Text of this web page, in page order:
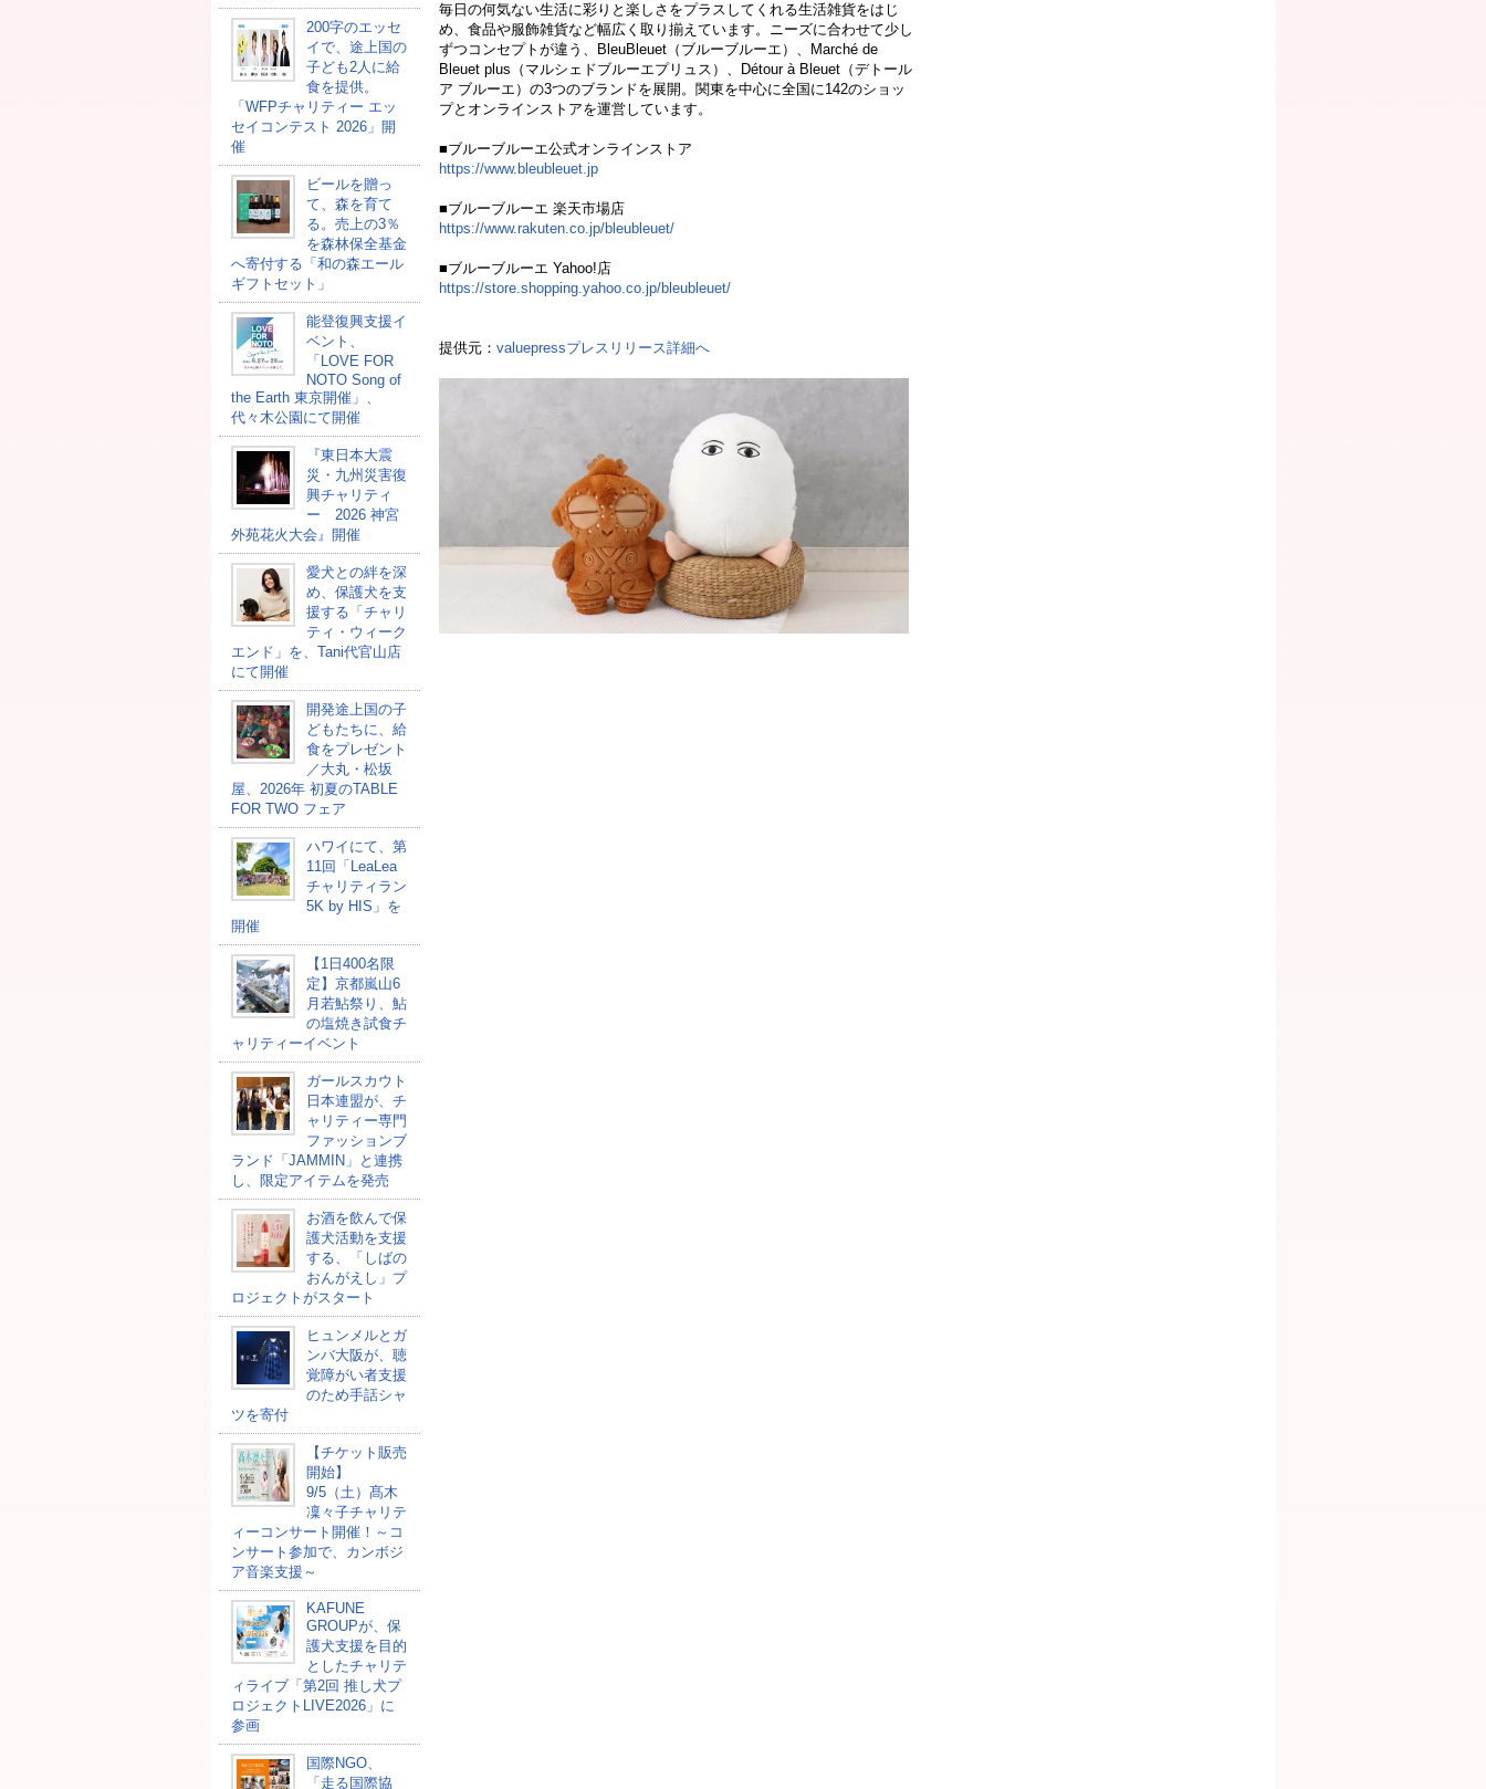
200字のエッセ
イで、途上国の
子ども2人に給
食を提供。
「WFPチャリティー エッ
セイコンテスト 2026」開
催
ビールを贈っ
て、森を育て
る。売上の3％
を森林保全基金
へ寄付する「和の森エール
ギフトセット」
能登復興支援イ
ベント、
「LOVE FOR
NOTO Song of
the Earth 東京開催」、
代々木公園にて開催
『東日本大震
災・九州災害復
興チャリティ
ー 2026 神宮
外苑花火大会』開催
愛犬との絆を深
め、保護犬を支
援する「チャリ
ティ・ウィーク
エンド」を、Tani代官山店
にて開催
開発途上国の⼦
どもたちに、給
⾷をプレゼント
／大丸・松坂
屋、2026年 初夏のTABLE
FOR TWO フェア
ハワイにて、第
11回「LeaLea
チャリティラン
5K by HIS」を
開催
【1日400名限
定】京都嵐山6
月若鮎祭り、鮎
の塩焼き試食チ
ャリティーイベント
ガールスカウト
日本連盟が、チ
ャリティー専門
ファッションブ
ランド「JAMMIN」と連携
し、限定アイテムを発売
お酒を飲んで保
護犬活動を支援
する、「しばの
おんがえし」プ
ロジェクトがスタート
ヒュンメルとガ
ンバ大阪が、聴
覚障がい者支援
のため手話シャ
ツを寄付
【チケット販売
開始】
9/5（土）髙木
凜々子チャリテ
ィーコンサート開催！～コ
ンサート参加で、カンボジ
ア音楽支援～
KAFUNE
GROUPが、保
護犬支援を目的
としたチャリテ
ィライブ「第2回 推し犬プ
ロジェクトLIVE2026」に
参画
国際NGO、
「走る国際協
毎日の何気ない生活に彩りと楽しさをプラスしてくれる生活雑貨をはじ
め、食品や服飾雑貨など幅広く取り揃えています。ニーズに合わせて少し
ずつコンセプトが違う、BleuBleuet（ブルーブルーエ）、Marché de
Bleuet plus（マルシェドブルーエプリュス）、Détour à Bleuet（デトール
ア ブルーエ）の3つのブランドを展開。関東を中心に全国に142のショッ
プとオンラインストアを運営しています。
■ブルーブルーエ公式オンラインストア
https://www.bleubleuet.jp
■ブルーブルーエ 楽天市場店
https://www.rakuten.co.jp/bleubleuet/
■ブルーブルーエ Yahoo!店
https://store.shopping.yahoo.co.jp/bleubleuet/
提供元： valuepressプレスリリース詳細へ